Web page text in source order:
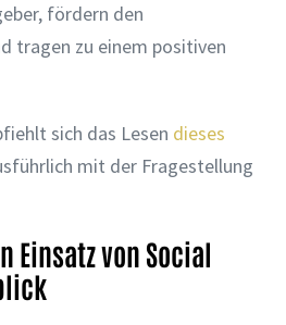
fördern den
tragen zu einem positiven
sich das Lesen dieses
mit der Fragestellung
Einsatz von Social